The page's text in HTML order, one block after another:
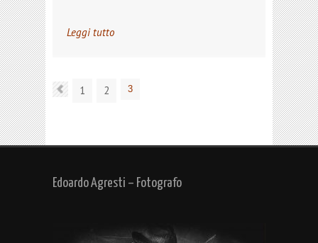
Leggi tutto
1 2 3
Edoardo Agresti – Fotografo